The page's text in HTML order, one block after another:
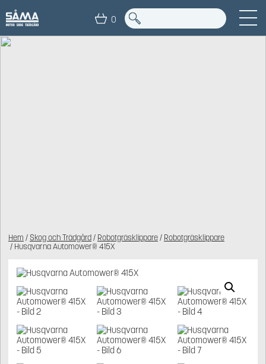
0
Hem / Skog och Trädgård/ Robotgräsklippare/ Robotgräsklippare
/ Husqvarna Automower® 415X